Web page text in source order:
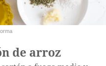
de arroz